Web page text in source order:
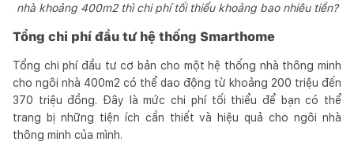
nhà khoảng 400m2 thì chi phí tối thiểu khoảng bao nhiêu tiền?
Tổng chi phí đầu tư hệ thống Smarthome
Tổng chi phí đầu tư cơ bản cho một hệ thống nhà thông minh
cho ngôi nhà 400m2 có thể dao động từ khoảng 200 triệu đến
370 triệu đồng. Đây là mức chi phí tối thiểu để bạn có thể
trang bị những tiện ích cần thiết và hiệu quả cho ngôi nhà
thông minh của mình.